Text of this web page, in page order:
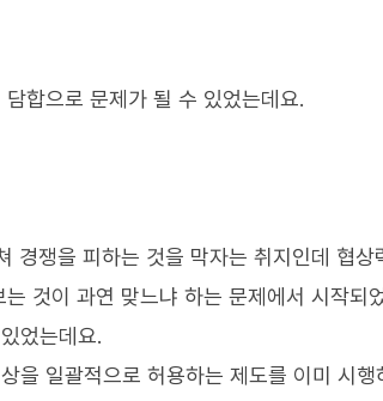
합으로 문제가 될 수 있었는데요.
경쟁을 피하는 것을 막자는 취지인데 협
것이 과연 맞느냐 하는 문제에서 시작되
었는데요.
을 일괄적으로 허용하는 제도를 이미 시행